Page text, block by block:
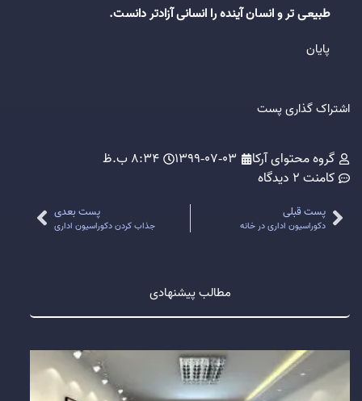
طبیعی تر و انسان آینده را انسانی آزادتر دانست.
پایان
اشتراک گذاری پست
گروه محتوای آرکا 1399-07-03
8:34 ب.ظ
کامنت
پست قبلی
دکوراسیون اداری در خانه
پست بعدی
جذاب کردن دکوراسیون اداری
مطالب پیشنهادی